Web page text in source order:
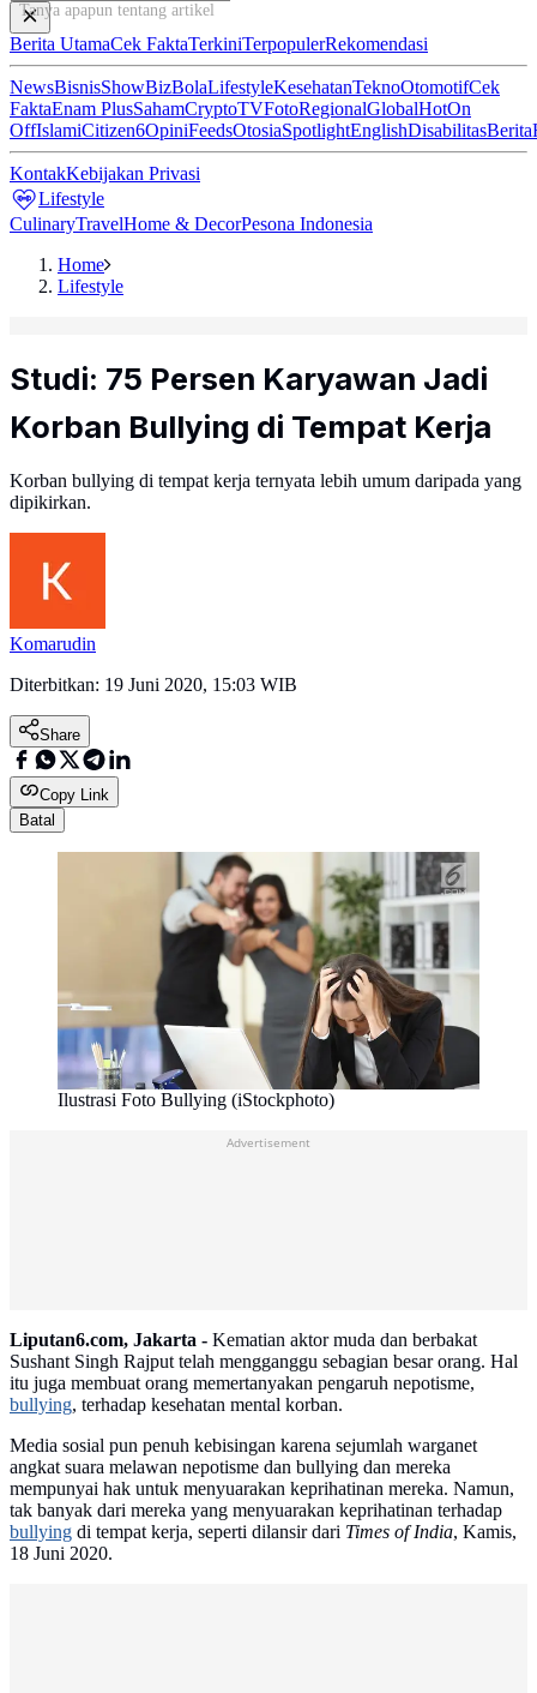
Tanya apapun tentang artikel ini...
Berita UtamaCek FaktaTerkiniTerpopulerRekomendasi
NewsBisnisShowBizBolaLifestyleKesehatanTeknoOtomotifCek
FaktaEnam PlusSahamCryptoTVFotoRegionalGlobalHotOn
OffIslamiCitizen6OpiniFeedsOtosiaSpotlightEnglishDisabilitasBerita
KontakKebijakan Privasi
Lifestyle
CulinaryTravelHome & DecorPesona Indonesia
Home
Lifestyle
Studi: 75 Persen Karyawan Jadi
Korban Bullying di Tempat Kerja
Korban bullying di tempat kerja ternyata lebih umum daripada yang
dipikirkan.
Komarudin
Diterbitkan: 19 Juni 2020, 15:03 WIB
Share
Copy Link
Batal
Ilustrasi Foto Bullying (iStockphoto)
Advertisement
Liputan6.com, Jakarta - Kematian aktor muda dan berbakat
Sushant Singh Rajput telah mengganggu sebagian besar orang. Hal
itu juga membuat orang memertanyakan pengaruh nepotisme,
bullying, terhadap kesehatan mental korban.
Media sosial pun penuh kebisingan karena sejumlah warganet
angkat suara melawan nepotisme dan bullying dan mereka
mempunyai hak untuk menyuarakan keprihatinan mereka. Namun,
tak banyak dari mereka yang menyuarakan keprihatinan terhadap
bullying di tempat kerja, seperti dilansir dari Times of India, Kamis,
18 Juni 2020.